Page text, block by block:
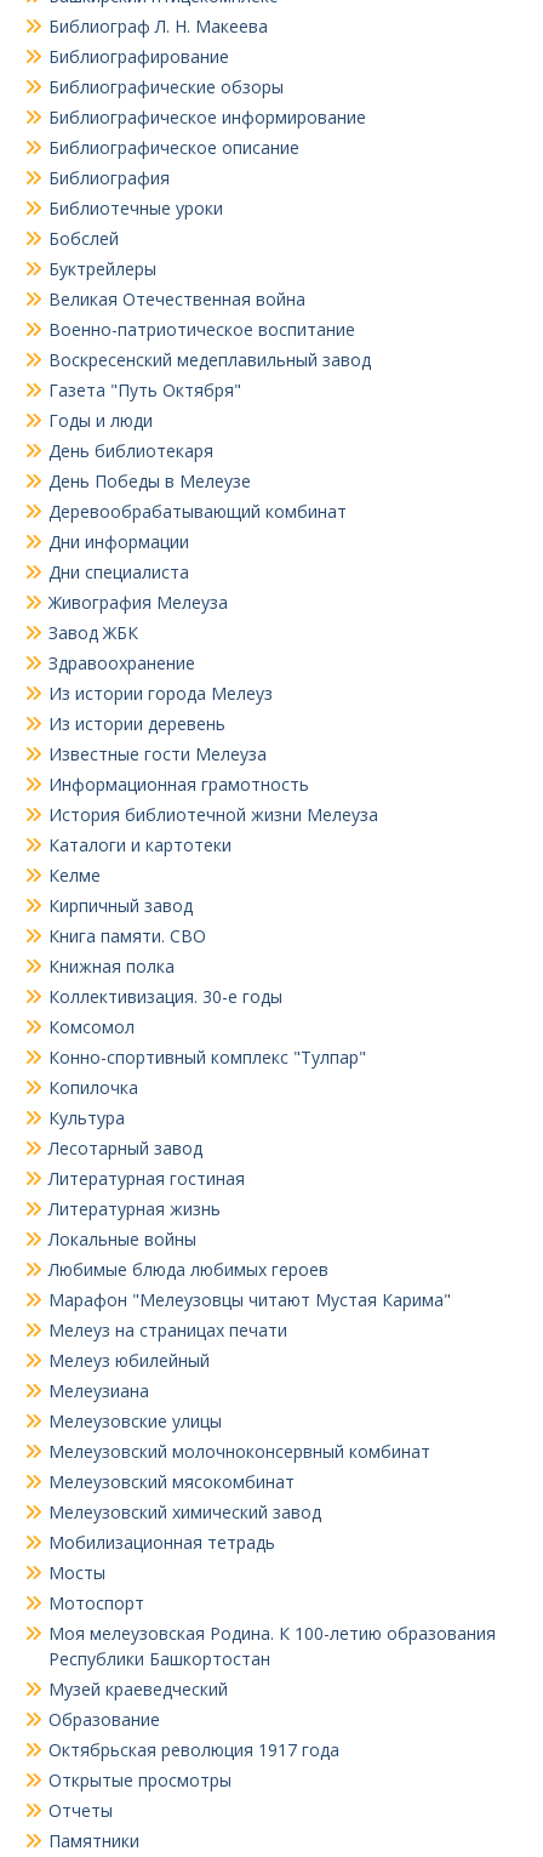
Библиограф Л. Н. Макеева
Библиографирование
Библиографические обзоры
Библиографическое информирование
Библиографическое описание
Библиография
Библиотечные уроки
Бобслей
Буктрейлеры
Великая Отечественная война
Военно-патриотическое воспитание
Воскресенский медеплавильный завод
Газета "Путь Октября"
Годы и люди
День библиотекаря
День Победы в Мелеузе
Деревообрабатывающий комбинат
Дни информации
Дни специалиста
Живография Мелеуза
Завод ЖБК
Здравоохранение
Из истории города Мелеуз
Из истории деревень
Известные гости Мелеуза
Информационная грамотность
История библиотечной жизни Мелеуза
Каталоги и картотеки
Келме
Кирпичный завод
Книга памяти. СВО
Книжная полка
Коллективизация. 30-е годы
Комсомол
Конно-спортивный комплекс "Тулпар"
Копилочка
Культура
Лесотарный завод
Литературная гостиная
Литературная жизнь
Локальные войны
Любимые блюда любимых героев
Марафон "Мелеузовцы читают Мустая Карима"
Мелеуз на страницах печати
Мелеуз юбилейный
Мелеузиана
Мелеузовские улицы
Мелеузовский молочноконсервный комбинат
Мелеузовский мясокомбинат
Мелеузовский химический завод
Мобилизационная тетрадь
Мосты
Мотоспорт
Моя мелеузовская Родина. К 100-летию образования
Республики Башкортостан
Музей краеведческий
Образование
Октябрьская революция 1917 года
Открытые просмотры
Отчеты
Памятники